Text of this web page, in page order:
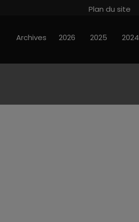
Plan du site
Archives 2026 2025 2024